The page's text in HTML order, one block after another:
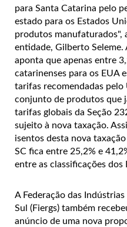
para Santa Catarina pelo
estado para os Estados
produtos manufaturados",
entidade, Gilberto Seleme.
aponta que apenas entre
catarinenses para os EUA
tarifas recomendadas pelo
conjunto de produtos que
tarifas globais da Seção
sujeito à nova taxação.
isentos desta nova
SC fica entre 25,2% e
entre as classificações dos
A Federação das
Sul (Fiergs) também
anúncio de uma nova